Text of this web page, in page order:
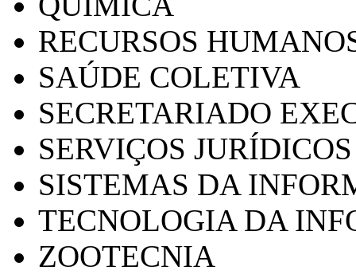
RECURSOS
SAÚDE COLETIVA
SECRETARIADO
SERVIÇOS
SISTEMAS DA
TECNOLOGIA DA
ZOOTECNIA